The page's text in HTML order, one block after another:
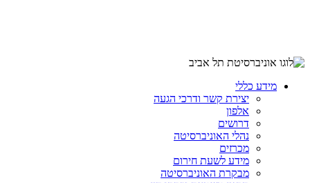
מידע כללי
יצירת קשר ודרכי הגעה
אלפון
דרושים
נהלי האוניברסיטה
מכרזים
מידע לשעת חירום
מבקרת האוניברסיטה